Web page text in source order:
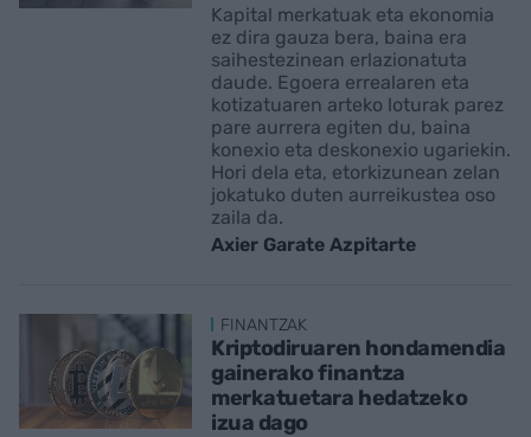
Kapital merkatuak eta ekonomia
ez dira gauza bera, baina era
saihestezinean erlazionatuta
daude. Egoera errealaren eta
kotizatuaren arteko loturak parez
pare aurrera egiten du, baina
konexio eta deskonexio ugariekin.
Hori dela eta, etorkizunean zelan
jokatuko duten aurreikustea oso
zaila da.
Axier Garate Azpitarte
FINANTZAK
Kriptodiruaren hondamendia
gainerako finantza
merkatuetara hedatzeko
izua dago